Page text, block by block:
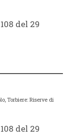
del 29
Torbiere: Riserve di
del 29